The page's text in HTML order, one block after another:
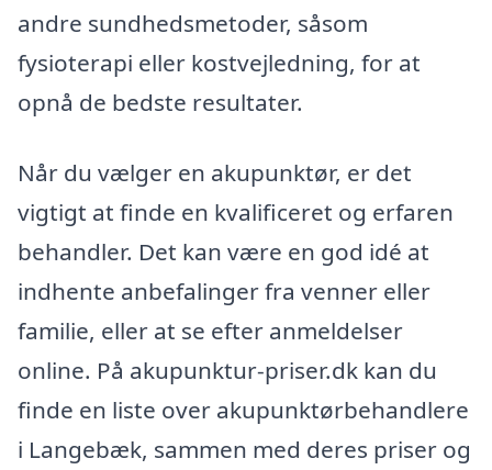
andre sundhedsmetoder, såsom
fysioterapi eller kostvejledning, for at
opnå de bedste resultater.
Når du vælger en akupunktør, er det
vigtigt at finde en kvalificeret og erfaren
behandler. Det kan være en god idé at
indhente anbefalinger fra venner eller
familie, eller at se efter anmeldelser
online. På akupunktur-priser.dk kan du
finde en liste over akupunktørbehandlere
i Langebæk, sammen med deres priser og